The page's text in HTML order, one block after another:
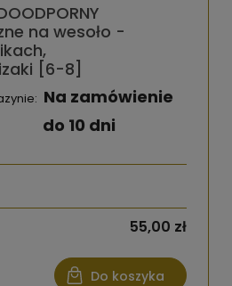
na wesoło -
[6-8]
Na zamówienie
do 10 dni
55,00 zł
Do koszyka